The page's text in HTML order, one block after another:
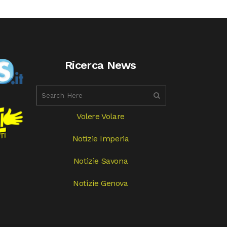
Ricerca News
Volere Volare
Notizie Imperia
Notizie Savona
Notizie Genova